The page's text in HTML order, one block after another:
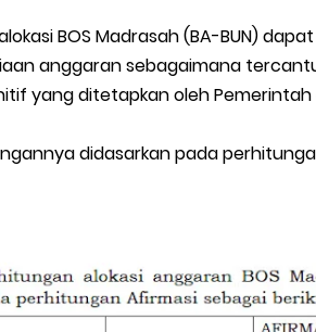
BOS Madrasah (BA-BUN)
anggaran sebagaimana
yang ditetapkan oleh Pemerintah
didasarkan pada